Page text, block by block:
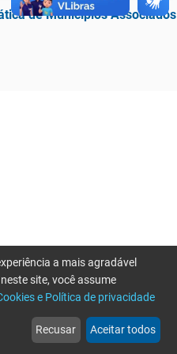
de Municípios Associados
web
Notícias
more_horiz
Mais
a mais agradável
site, você assume
e Política de privacidade
Recusar Aceitar todos
tente novamente